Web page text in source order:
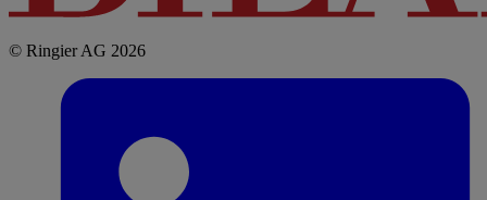
© Ringier AG 2026